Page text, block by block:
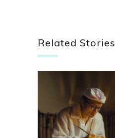
Related Stories